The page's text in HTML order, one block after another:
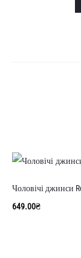
Чоловічі джинси
649.00₴